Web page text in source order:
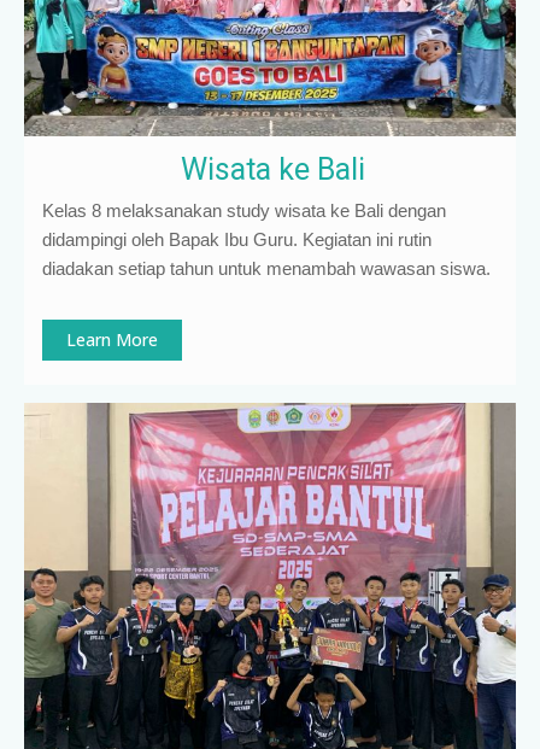
Wisata ke Bali
Kelas 8 melaksanakan study wisata ke Bali dengan
didampingi oleh Bapak Ibu Guru. Kegiatan ini rutin
diadakan setiap tahun untuk menambah wawasan siswa.
Learn More